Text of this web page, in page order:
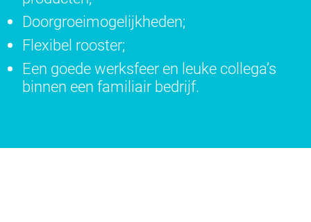
Doorgroeimogelijkheden;
Flexibel rooster;
Een goede werksfeer en leuke collega’s
binnen een familiair bedrijf.